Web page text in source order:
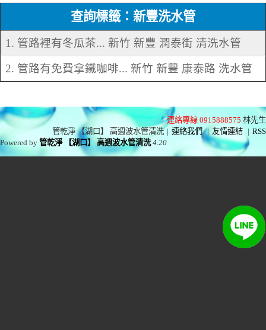
查詢標籤：新豐洗水管
1. 管路裡有冬瓜茶... 新竹 新豐 潤泰街 清洗水管
2. 管路有免費拿鐵咖啡... 新竹 新豐 康泰路 洗水管
連絡專線 0915888575 林先生
管乾淨 【湖口】 高週波水管清洗 | 連絡我們 | 友情連結 | RSS
Powered by管乾淨 【湖口】 高週波水管清洗 4.20